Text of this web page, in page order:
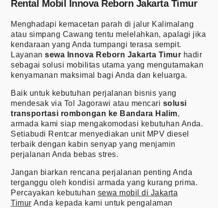
Rental Mobil Innova Reborn Jakarta Timur
Menghadapi kemacetan parah di jalur Kalimalang
atau simpang Cawang tentu melelahkan, apalagi jika
kendaraan yang Anda tumpangi terasa sempit.
Layanan sewa Innova Reborn Jakarta Timur hadir
sebagai solusi mobilitas utama yang mengutamakan
kenyamanan maksimal bagi Anda dan keluarga.
Baik untuk kebutuhan perjalanan bisnis yang
mendesak via Tol Jagorawi atau mencari solusi
transportasi rombongan ke Bandara Halim,
armada kami siap mengakomodasi kebutuhan Anda.
Setiabudi Rentcar menyediakan unit MPV diesel
terbaik dengan kabin senyap yang menjamin
perjalanan Anda bebas stres.
Jangan biarkan rencana perjalanan penting Anda
terganggu oleh kondisi armada yang kurang prima.
Percayakan kebutuhan sewa mobil di Jakarta
Timur Anda kepada kami untuk pengalaman